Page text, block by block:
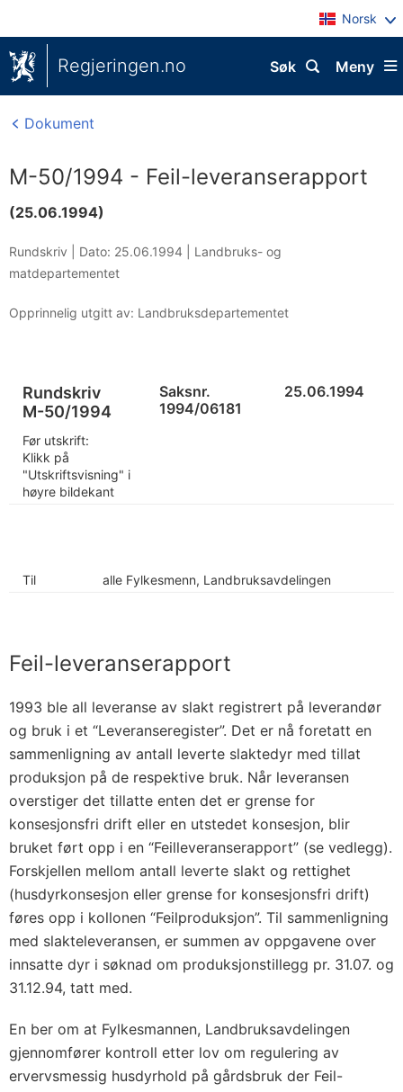
Norsk
Regjeringen.no Meny
Søk
Dokument
M-50/1994 - Feil-leveranserapport
(25.06.1994)
Rundskriv | Dato: 25.06.1994
Landbruks- og
matdepartementet
Opprinnelig utgitt av: Landbruksdepartementet
Rundskriv
M-50/1994
Før utskrift:
Klikk på
"Utskriftsvisning" i
høyre bildekant
Saksnr.
1994/06181
25.06.1994
Til alle Fylkesmenn, Landbruksavdelingen
Feil-leveranserapport
1993 ble all leveranse av slakt registrert på leverandør
og bruk i et “Leveranseregister”. Det er nå foretatt en
sammenligning av antall leverte slaktedyr med tillat
produksjon på de respektive bruk. Når leveransen
overstiger det tillatte enten det er grense for
konsesjonsfri drift eller en utstedet konsesjon, blir
bruket ført opp i en “Feilleveranserapport” (se vedlegg).
Forskjellen mellom antall leverte slakt og rettighet
(husdyrkonsesjon eller grense for konsesjonsfri drift)
føres opp i kollonen “Feilproduksjon”. Til sammenligning
med slakteleveransen, er summen av oppgavene over
innsatte dyr i søknad om produksjonstillegg pr. 31.07. og
31.12.94, tatt med.
En ber om at Fylkesmannen, Landbruksavdelingen
gjennomfører kontroll etter lov om regulering av
ervervsmessig husdyrhold på gårdsbruk der Feil-